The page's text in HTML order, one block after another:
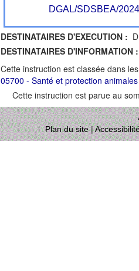
DGAL/SDSBEA/
DESTINATAIRES D'EXECUTION :
DESTINATAIRES D'INFORMATION :
Cette instruction est classée dans
05700 - Santé et protection animales
Cette instruction est parue au
Plan du site|